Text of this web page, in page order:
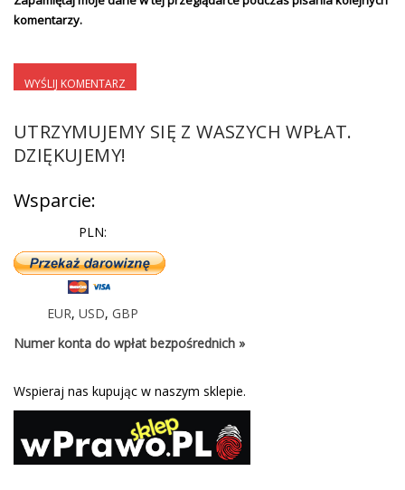
komentarzy.
UTRZYMUJEMY SIĘ Z WASZYCH WPŁAT.
DZIĘKUJEMY!
Wsparcie:
PLN:
EUR, USD, GBP
Numer konta do wpłat bezpośrednich »
Wspieraj nas kupując w naszym sklepie.